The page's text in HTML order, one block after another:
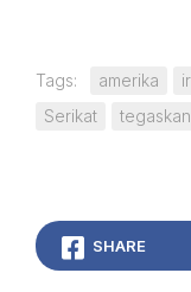
Tags: amerika
Serikat
tegaskan
SHARE